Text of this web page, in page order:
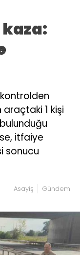
kontrolden
1 kişi
itfaiye
sonucu
Asayiş Gündem